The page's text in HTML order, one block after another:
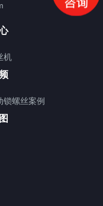
机
锁螺丝案例